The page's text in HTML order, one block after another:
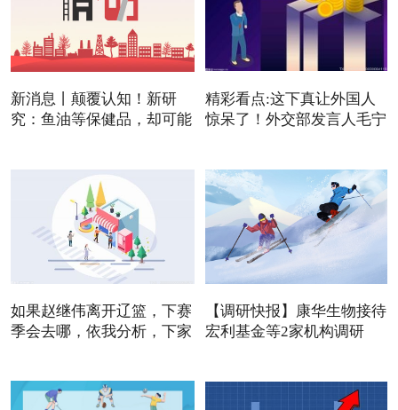
新消息丨颠覆认知！新研
究：鱼油等保健品，却可能
精彩看点:这下真让外国人
惊呆了！外交部发言人毛宁
如果赵继伟离开辽篮，下赛
季会去哪，依我分析，下家
【调研快报】康华生物接待
宏利基金等2家机构调研